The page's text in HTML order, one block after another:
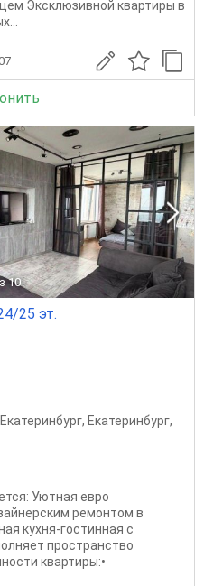
Эксклюзивной квартиры в
10
25 эт.
, Екатеринбург,
Уютная евро
ремонтом в
кухня-гостинная с
пространство
квартиры:•